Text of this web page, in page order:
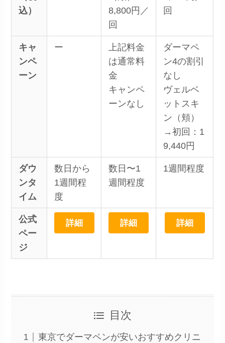
込）
8,800円／
回
回
キャ
ンペ
ーン
ー
上記料金
は通常料
金
キャンペ
ーンなし
ダーマペ
ン4の割引
なし
ヴェルベ
ットスキ
ン（頬）
→初回：1
9,440円
ダウ
ンタ
イム
数日から
1週間程
度
数日〜1
週間程度
1週間程度
公式
ペー
ジ
詳細 詳細 詳細
目次
東京でダーマペンが安いおすすめクリニ